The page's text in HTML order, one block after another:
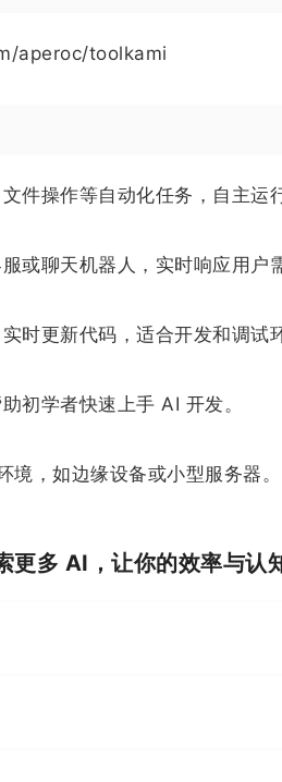
aperoc/toolkami
件操作等自动化任务，自主运行
或聊天机器人，实时响应用户
时更新代码，适合开发和调试
初学者快速上手 AI 开发。
，如边缘设备或小型服务器。
更多 AI，让你的效率与认